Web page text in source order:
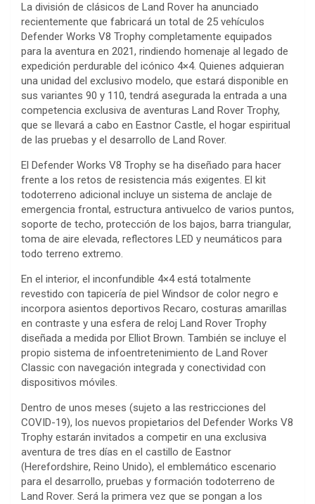
La división de clásicos de Land Rover ha anunciado
recientemente que fabricará un total de 25 vehículos
Defender Works V8 Trophy completamente equipados
para la aventura en 2021, rindiendo homenaje al legado de
expedición perdurable del icónico 4×4. Quienes adquieran
una unidad del exclusivo modelo, que estará disponible en
sus variantes 90 y 110, tendrá asegurada la entrada a una
competencia exclusiva de aventuras Land Rover Trophy,
que se llevará a cabo en Eastnor Castle, el hogar espiritual
de las pruebas y el desarrollo de Land Rover.
El Defender Works V8 Trophy se ha diseñado para hacer
frente a los retos de resistencia más exigentes. El kit
todoterreno adicional incluye un sistema de anclaje de
emergencia frontal, estructura antivuelco de varios puntos,
soporte de techo, protección de los bajos, barra triangular,
toma de aire elevada, reflectores LED y neumáticos para
todo terreno extremo.
En el interior, el inconfundible 4×4 está totalmente
revestido con tapicería de piel Windsor de color negro e
incorpora asientos deportivos Recaro, costuras amarillas
en contraste y una esfera de reloj Land Rover Trophy
diseñada a medida por Elliot Brown. También se incluye el
propio sistema de infoentretenimiento de Land Rover
Classic con navegación integrada y conectividad con
dispositivos móviles.
Dentro de unos meses (sujeto a las restricciones del
COVID-19), los nuevos propietarios del Defender Works V8
Trophy estarán invitados a competir en una exclusiva
aventura de tres días en el castillo de Eastnor
(Herefordshire, Reino Unido), el emblemático escenario
para el desarrollo, pruebas y formación todoterreno de
Land Rover. Será la primera vez que se pongan a los